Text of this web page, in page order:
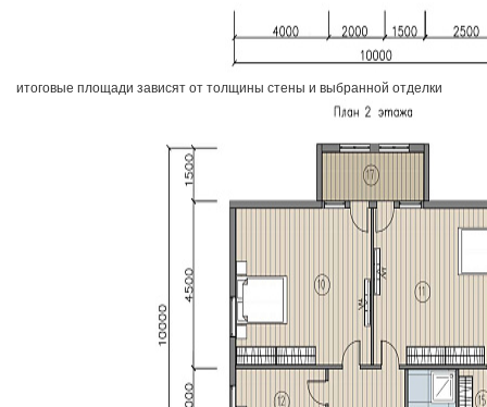
итоговые площади зависят от толщины стены и выбранной отделки